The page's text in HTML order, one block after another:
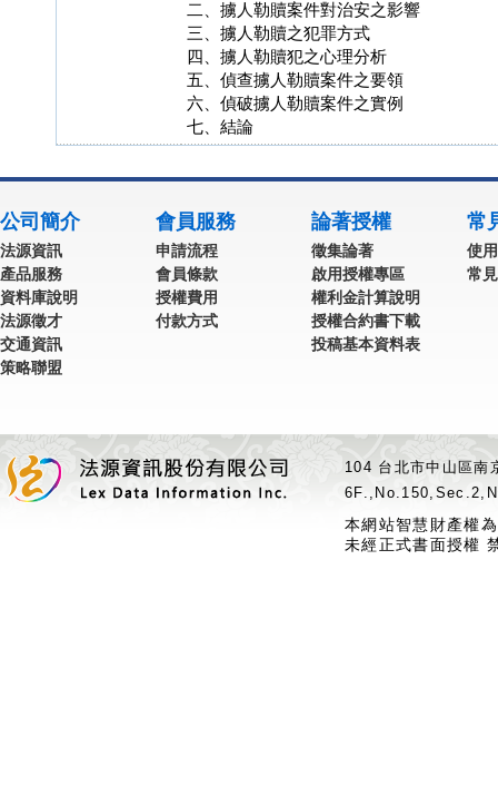
二、擄人勒贖案件對治安之影響
三、擄人勒贖之犯罪方式
四、擄人勒贖犯之心理分析
五、偵查擄人勒贖案件之要領
六、偵破擄人勒贖案件之實例
七、結論
公司簡介
法源資訊
產品服務
資料庫說明
法源徵才
交通資訊
策略聯盟
會員服務
申請流程
會員條款
授權費用
付款方式
論著授權
徵集論著
啟用授權專區
權利金計算說明
授權合約書下載
投稿基本資料表
常
使
常
104 台北市中山區
本網站智慧財產權
未經正式書面授權